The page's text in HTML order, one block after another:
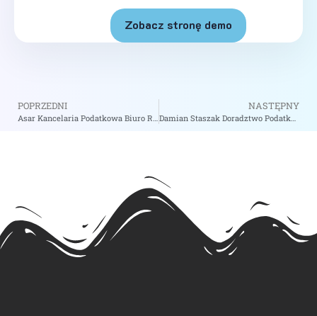
Zobacz stronę demo
POPRZEDNI
Asar Kancelaria Podatkowa Biuro Rachunkowe – zobacz na biizii.com
NASTĘPNY
Damian Staszak Doradztwo Podatkowe – zobacz na biizii.com